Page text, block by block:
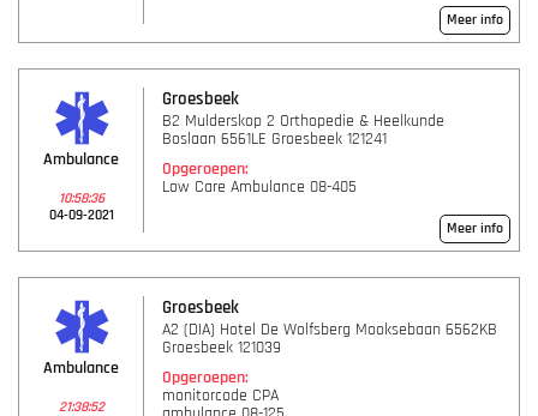
Meer info
Ambulance
10:58:36
04-09-2021
Groesbeek
B2 Mulderskop 2 Orthopedie & Heelkunde
Boslaan 6561LE Groesbeek 121241
Opgeroepen:
Low Care Ambulance 08-405
Meer info
Ambulance
21:38:52
Groesbeek
A2 (DIA) Hotel De Wolfsberg Mooksebaan 6562KB
Groesbeek 121039
Opgeroepen:
monitorcode CPA